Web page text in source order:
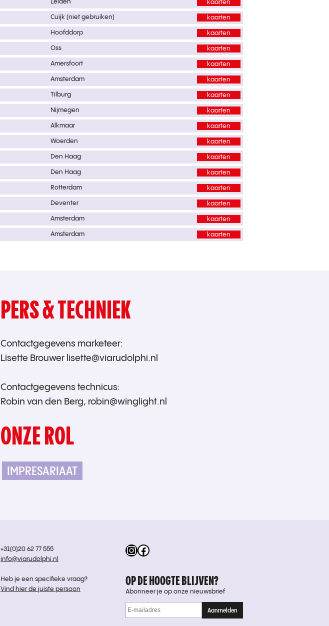
Leiden kaarten
Cuijk (niet gebruiken) kaarten
Hoofddorp kaarten
Oss kaarten
Amersfoort kaarten
Amsterdam kaarten
Tilburg kaarten
Nijmegen kaarten
Alkmaar kaarten
Woerden kaarten
Den Haag kaarten
Den Haag kaarten
Rotterdam kaarten
Deventer kaarten
Amsterdam kaarten
Amsterdam kaarten
PERS & TECHNIEK
Contactgegevens marketeer:
Lisette Brouwer lisette@viarudolphi.nl
Contactgegevens technicus:
Robin van den Berg, robin@winglight.nl
ONZE ROL
IMPRESARIAAT
Instagram
Facebook
+31(0)20 62 77 555
info@viarudolphi.nl
Heb je een specifieke vraag?
Vind hier de juiste persoon
OP DE HOOGTE BLIJVEN?
Abonneer je op onze nieuwsbrief